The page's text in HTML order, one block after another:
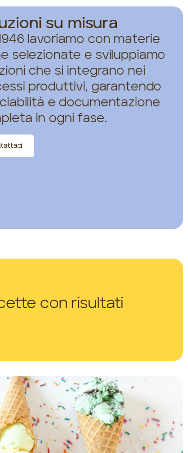
su misura
lavoriamo con materie
selezionate e sviluppiamo
che si integrano nei
produttivi, garantendo
e documentazione
in ogni fase.
con risultati